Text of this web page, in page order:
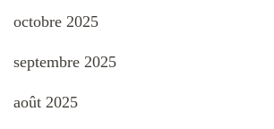
octobre 2025
septembre 2025
août 2025